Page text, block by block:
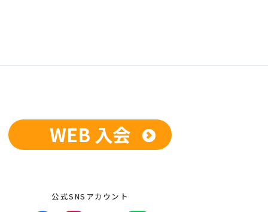
WEB 入会
公式SNSアカウント